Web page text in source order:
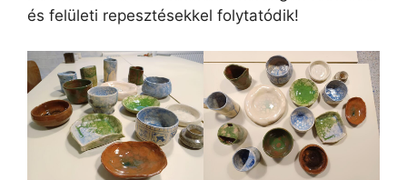
és felületi repesztésekkel folytatódik!